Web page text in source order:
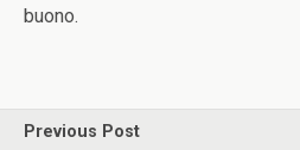
buono.
Previous Post